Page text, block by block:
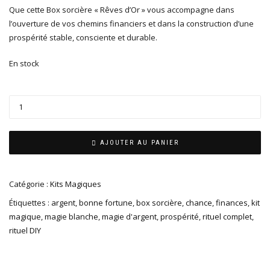
Que cette Box sorcière « Rêves d’Or » vous accompagne dans
l’ouverture de vos chemins financiers et dans la construction d’une
prospérité stable, consciente et durable.
En stock
AJOUTER AU PANIER
Catégorie : Kits Magiques
Étiquettes : argent,bonne fortune,box sorcière,chance,finances,kit
magique,magie blanche,magie d'argent,prospérité,rituel complet,
rituel DIY